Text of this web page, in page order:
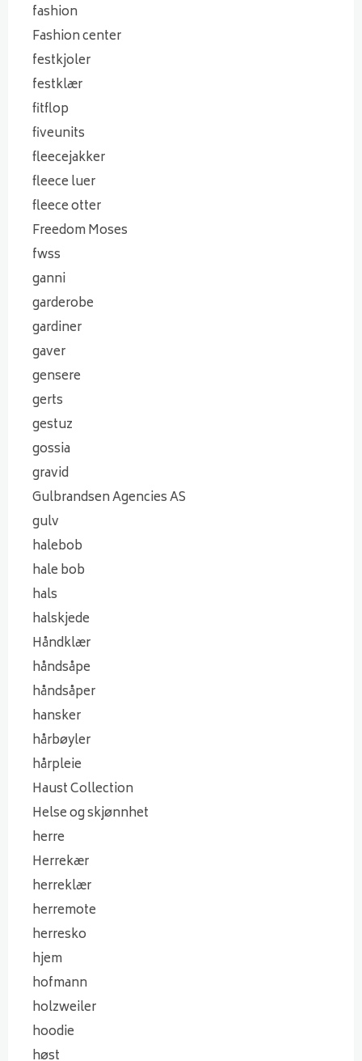
fashion
Fashion center
festkjoler
festklær
fitflop
fiveunits
fleecejakker
fleece luer
fleece otter
Freedom Moses
fwss
ganni
garderobe
gardiner
gaver
gensere
gerts
gestuz
gossia
gravid
Gulbrandsen Agencies AS
gulv
halebob
hale bob
hals
halskjede
Håndklær
håndsåpe
håndsåper
hansker
hårbøyler
hårpleie
Haust Collection
Helse og skjønnhet
herre
Herrekær
herreklær
herremote
herresko
hjem
hofmann
holzweiler
hoodie
høst